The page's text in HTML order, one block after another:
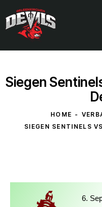
Siegen
HOME
SIEGEN SENTINELS
6.